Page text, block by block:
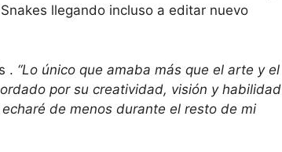
llegando incluso a editar nuevo
. “Lo único que amaba más que el arte y el
por su creatividad, visión y habilidad
de menos durante el resto de mi